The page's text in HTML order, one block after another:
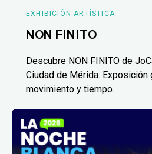
EXHIBICIÓN ARTÍSTICA
NON FINITO
Descubre NON FINITO de
Ciudad de Mérida. Exposición
movimiento y tiempo.